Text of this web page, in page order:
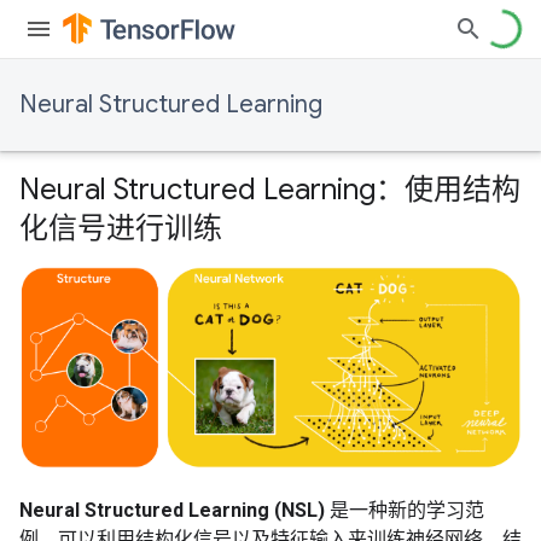
Neural Structured Learning
Neural Structured Learning：使用结构
化信号进行训练
Neural Structured Learning (NSL) 是一种新的学习范